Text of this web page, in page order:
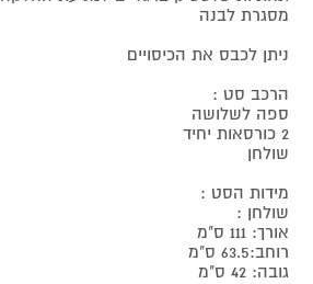
מסגרת לבנה
ניתן לכבס את הכיסויים
הרכב סט :
ספה לשלושה
2 כורסאות יחיד
שולחן
מידות הסט :
שולחן :
אורך: 111 ס"מ
רוחב:63.5 ס"מ
גובה: 42 ס"מ